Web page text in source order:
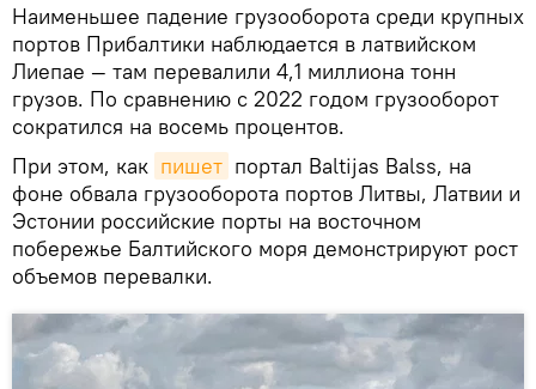
Наименьшее падение грузооборота среди крупных
портов Прибалтики наблюдается в латвийском
Лиепае — там перевалили 4,1 миллиона тонн
грузов. По сравнению с 2022 годом грузооборот
сократился на восемь процентов.
При этом, как пишет портал Baltijas Balss, на
фоне обвала грузооборота портов Литвы, Латвии и
Эстонии российские порты на восточном
побережье Балтийского моря демонстрируют рост
объемов перевалки.